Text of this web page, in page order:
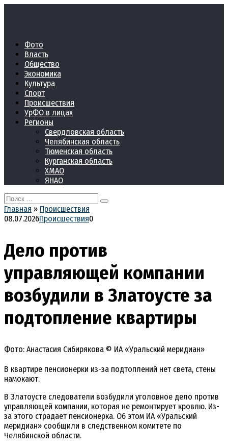
Фото
Власть
Общество
Экономика
Культура
Спорт
Происшествия
УрФО в лицах
Регионы
Свердловская область
Челябинская область
Тюменская область
Курганская область
ХМАО
ЯНАО
Search
for:
Главная » Происшествия
08.07.2026Происшествия0
Дело против
управляющей компании
возбудили в Златоусте за
подтопление квартиры
Фото: Анастасия Сибирякова © ИА «Уральский меридиан»
В квартире пенсионерки из-за подтоплений нет света, стены
намокают.
В Златоусте следователи возбудили уголовное дело против
управляющей компании, которая не ремонтирует кровлю. Из-
за этого страдает пенсионерка. Об этом ИА «Уральский
меридиан» сообщили в следственном комитете по
Челябинской области.